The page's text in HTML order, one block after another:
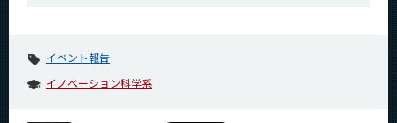
イベント報告
イノベーション科学系